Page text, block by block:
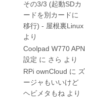
その3/3 (起動SDカ
ードを別カードに
移行) - 屋根裏Linux
より
Coolpad W770 APN
設定 に さら より
RPi ownCloud に ズ
ージャもいいけど
ヘビメタもねより